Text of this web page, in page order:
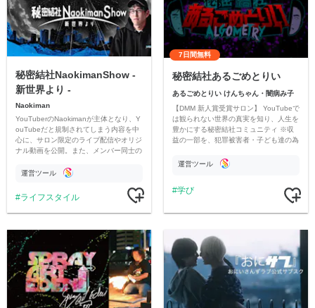
秘密結社NaokimanShow -
新世界より -
Naokiman
YouTuberのNaokimanが主体となり、Y
ouTubeだと規制されてしまう内容を中
心に、サロン限定のライブ配信やオリジ
ナル動画を公開。また、メンバー同士の
ただいています。
運営ツール
ライフスタイル
7日間無料
秘密結社あるごめとりい
あるごめとりい けんちゃん・闇病み子
【DMM 新人賞受賞サロン】 YouTubeで
は観られない世界の真実を知り、人生を
豊かにする秘密結社コミュニティ ※収
益の一部を、犯罪被害者・子ども達の為
す運営ツール
学び